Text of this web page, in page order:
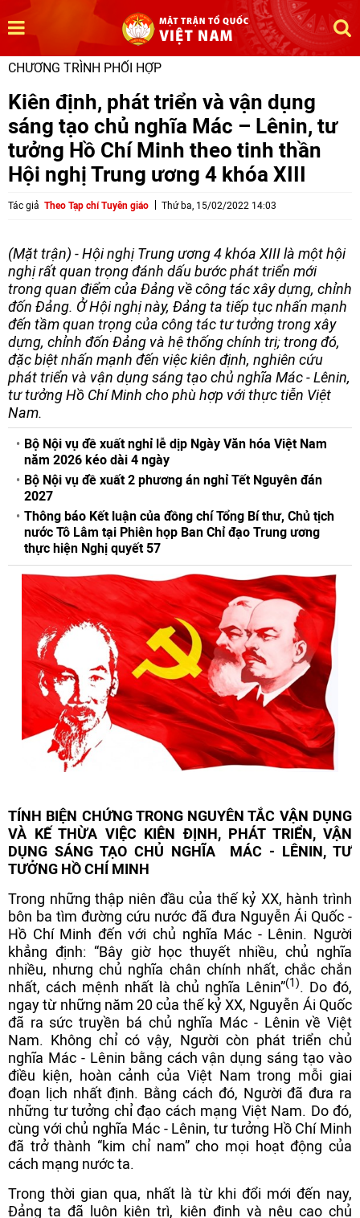
CHƯƠNG TRÌNH PHỐI HỢP
Kiên định, phát triển và vận dụng
sáng tạo chủ nghĩa Mác – Lênin, tư
tưởng Hồ Chí Minh theo tinh thần
Hội nghị Trung ương 4 khóa XIII
Tác giả Theo Tạp chí Tuyên giáo Thứ ba, 15/02/2022 14:03
(Mặt trận) - Hội nghị Trung ương 4 khóa XIII là một hội
nghị rất quan trọng đánh dấu bước phát triển mới
trong quan điểm của Đảng về công tác xây dựng, chỉnh
đốn Đảng. Ở Hội nghị này, Đảng ta tiếp tục nhấn mạnh
đến tầm quan trọng của công tác tư tưởng trong xây
dựng, chỉnh đốn Đảng và hệ thống chính trị; trong đó,
đặc biệt nhấn mạnh đến việc kiên định, nghiên cứu
phát triển và vận dụng sáng tạo chủ nghĩa Mác - Lênin,
tư tưởng Hồ Chí Minh cho phù hợp với thực tiễn Việt
Nam.
Bộ Nội vụ đề xuất nghỉ lễ dịp Ngày Văn hóa Việt Nam
năm 2026 kéo dài 4 ngày
Bộ Nội vụ đề xuất 2 phương án nghỉ Tết Nguyên đán
2027
Thông báo Kết luận của đồng chí Tổng Bí thư, Chủ tịch
nước Tô Lâm tại Phiên họp Ban Chỉ đạo Trung ương
thực hiện Nghị quyết 57
TÍNH BIỆN CHỨNG TRONG NGUYÊN TẮC VẬN DỤNG
VÀ KẾ THỪA VIỆC KIÊN ĐỊNH, PHÁT TRIỂN, VẬN
DỤNG SÁNG TẠO CHỦ NGHĨA MÁC - LÊNIN, TƯ
TƯỞNG HỒ CHÍ MINH
Trong những thập niên đầu của thế kỷ XX, hành trình
bôn ba tìm đường cứu nước đã đưa Nguyễn Ái Quốc -
Hồ Chí Minh đến với chủ nghĩa Mác - Lênin. Người
khẳng định: “Bây giờ học thuyết nhiều, chủ nghĩa
nhiều, nhưng chủ nghĩa chân chính nhất, chắc chắn
nhất, cách mệnh nhất là chủ nghĩa Lênin”(1). Do đó,
ngay từ những năm 20 của thế kỷ XX, Nguyễn Ái Quốc
đã ra sức truyền bá chủ nghĩa Mác - Lênin về Việt
Nam. Không chỉ có vậy, Người còn phát triển chủ
nghĩa Mác - Lênin bằng cách vận dụng sáng tạo vào
điều kiện, hoàn cảnh của Việt Nam trong mỗi giai
đoạn lịch nhất định. Bằng cách đó, Người đã đưa ra
những tư tưởng chỉ đạo cách mạng Việt Nam. Do đó,
cùng với chủ nghĩa Mác - Lênin, tư tưởng Hồ Chí Minh
đã trở thành “kim chỉ nam” cho mọi hoạt động của
cách mạng nước ta.
Trong thời gian qua, nhất là từ khi đổi mới đến nay,
Đảng ta đã luôn kiên trì, kiên định và nêu cao chủ